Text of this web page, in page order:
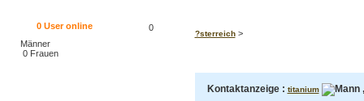
0User online
0
Männer
0 Frauen
?sterreich>
Kontaktanzeige : titanium ,